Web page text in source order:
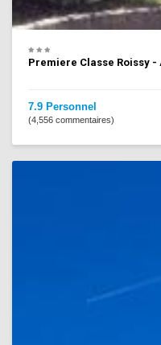
Premiere Classe Roissy
7.9 Personnel
(4,556 commentaires)